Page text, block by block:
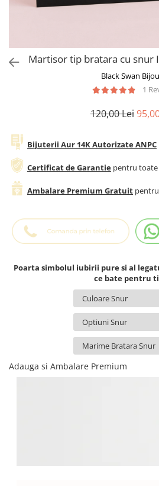
Profesoare
Cadouri Cupluri
Bijuterii Tematice Sport
Bijuterii cu mesaj Motivational
Bijuterii personalizate cu poza
Martisor tip bratara cu snur
Black Swan
1
120,00 Lei
Bijuterii Aur 14K Autorizate ANPC
Certificat de Garantie pentru
Ambalare Premium Gratuit
Poarta simbolul iubirii pure si al
ce bate pentru
Adauga si Ambalare Premium